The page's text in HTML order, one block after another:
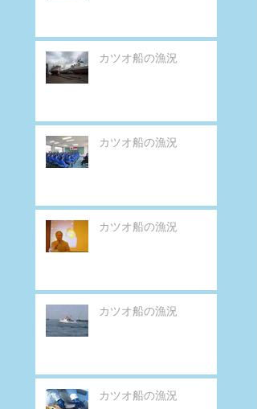
カツオ船の漁況
カツオ船の漁況
カツオ船の漁況
カツオ船の漁況
カツオ船の漁況